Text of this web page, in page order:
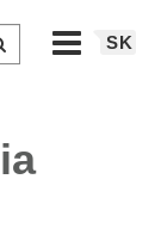
SK